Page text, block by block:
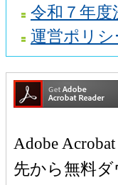
令和７年度
運営ポリシ
Adobe
先から無料